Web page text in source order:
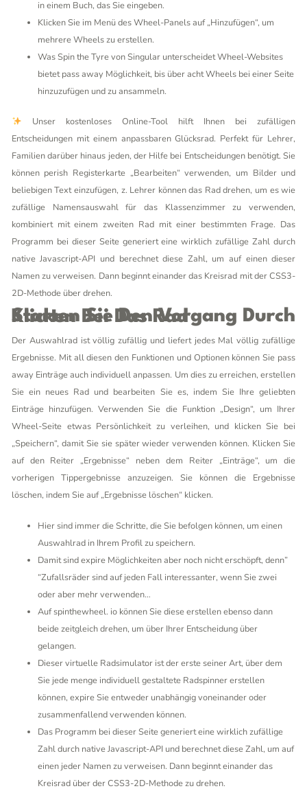
in einem Buch, das Sie eingeben.
Klicken Sie im Menü des Wheel-Panels auf „Hinzufügen“, um
mehrere Wheels zu erstellen.
Was Spin the Tyre von Singular unterscheidet Wheel-Websites
bietet pass away Möglichkeit, bis über acht Wheels bei einer Seite
hinzuzufügen und zu ansammeln.
Unser kostenloses Online-Tool hilft Ihnen bei zufälligen
Entscheidungen mit einem anpassbaren Glücksrad. Perfekt für Lehrer,
Familien darüber hinaus jeden, der Hilfe bei Entscheidungen benötigt. Sie
können perish Registerkarte „Bearbeiten“ verwenden, um Bilder und
beliebigen Text einzufügen, z. Lehrer können das Rad drehen, um es wie
zufällige Namensauswahl für das Klassenzimmer zu verwenden,
kombiniert mit einem zweiten Rad mit einer bestimmten Frage. Das
Programm bei dieser Seite generiert eine wirklich zufällige Zahl durch
native Javascript-API und berechnet diese Zahl, um auf einen dieser
Namen zu verweisen. Dann beginnt einander das Kreisrad mit der CSS3-
2D-Methode über drehen.
Starten Sie Den Vorgang Durch Klicken Bei Das Rad
Der Auswahlrad ist völlig zufällig und liefert jedes Mal völlig zufällige
Ergebnisse. Mit all diesen den Funktionen und Optionen können Sie pass
away Einträge auch individuell anpassen. Um dies zu erreichen, erstellen
Sie ein neues Rad und bearbeiten Sie es, indem Sie Ihre geliebten
Einträge hinzufügen. Verwenden Sie die Funktion „Design“, um Ihrer
Wheel-Seite etwas Persönlichkeit zu verleihen, und klicken Sie bei
„Speichern“, damit Sie sie später wieder verwenden können. Klicken Sie
auf den Reiter „Ergebnisse“ neben dem Reiter „Einträge“, um die
vorherigen Tippergebnisse anzuzeigen. Sie können die Ergebnisse
löschen, indem Sie auf „Ergebnisse löschen“ klicken.
Hier sind immer die Schritte, die Sie befolgen können, um einen
Auswahlrad in Ihrem Profil zu speichern.
Damit sind expire Möglichkeiten aber noch nicht erschöpft, denn”
“Zufallsräder sind auf jeden Fall interessanter, wenn Sie zwei
oder aber mehr verwenden…
Auf spinthewheel. io können Sie diese erstellen ebenso dann
beide zeitgleich drehen, um über Ihrer Entscheidung über
gelangen.
Dieser virtuelle Radsimulator ist der erste seiner Art, über dem
Sie jede menge individuell gestaltete Radspinner erstellen
können, expire Sie entweder unabhängig voneinander oder
zusammenfallend verwenden können.
Das Programm bei dieser Seite generiert eine wirklich zufällige
Zahl durch native Javascript-API und berechnet diese Zahl, um auf
einen jeder Namen zu verweisen. Dann beginnt einander das
Kreisrad über der CSS3-2D-Methode zu drehen.